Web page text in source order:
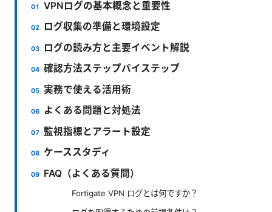
VPNログの基本概念と重要性
ログ収集の準備と環境設定
ログの読み方と主要イベント解説
確認方法ステップバイステップ
実務で使える活用術
よくある問題と対処法
監視指標とアラート設定
ケーススタディ
FAQ（よくある質問）
Fortigate VPN ログとは何ですか？